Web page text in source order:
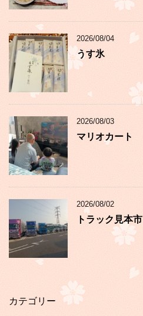
2026/08/04
うす氷
2026/08/03
マリオカート
2026/08/02
トラック見本市
カテゴリー